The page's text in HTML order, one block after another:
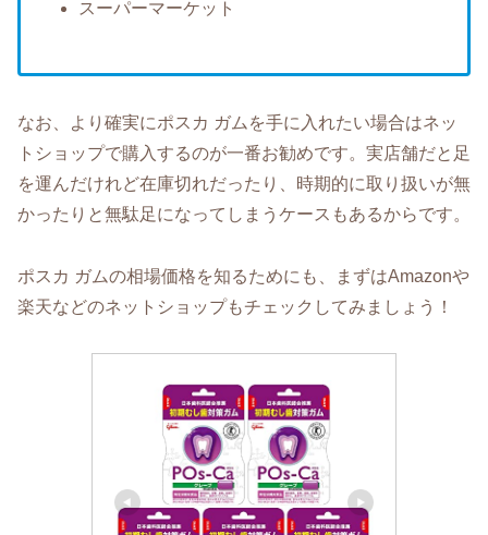
スーパーマーケット
なお、より確実にポスカ ガムを手に入れたい場合はネッ
トショップで購入するのが一番お勧めです。実店舗だと足
を運んだけれど在庫切れだったり、時期的に取り扱いが無
かったりと無駄足になってしまうケースもあるからです。
ポスカ ガムの相場価格を知るためにも、まずはAmazonや
楽天などのネットショップもチェックしてみましょう！